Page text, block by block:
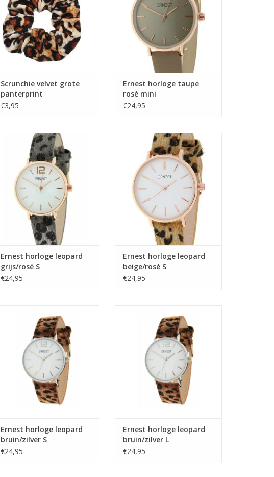
Scrunchie velvet grote
panterprint
€3,95
Ernest horloge taupe
rosé mini
€24,95
Ernest horloge leopard grijs/rosé
S
TOEVOEGEN AAN WINKELWAGEN
Ernest horloge leopard
grijs/rosé S
€24,95
Ernest horloge leopard
beige/rosé S
TOEVOEGEN AAN WINKELWAGEN
Ernest horloge leopard
beige/rosé S
€24,95
bruin/zilver S
TOEVOEGEN AAN WINKELWAGEN
Ernest horloge leopard
bruin/zilver S
€24,95
bruin/zilver L
TOEVOEGEN AAN WINKELWAGEN
Ernest horloge leopard
bruin/zilver L
€24,95